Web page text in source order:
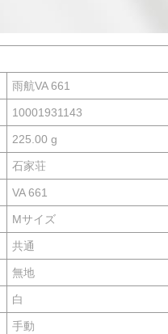
雨航VA 661
10001931143
225.00 g
石家荘
VA 661
Mサイズ
共通
無地
白
手動